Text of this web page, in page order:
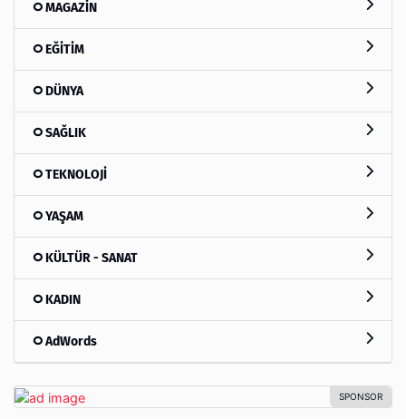
MAGAZİN
EĞİTİM
DÜNYA
SAĞLIK
TEKNOLOJİ
YAŞAM
KÜLTÜR - SANAT
KADIN
AdWords